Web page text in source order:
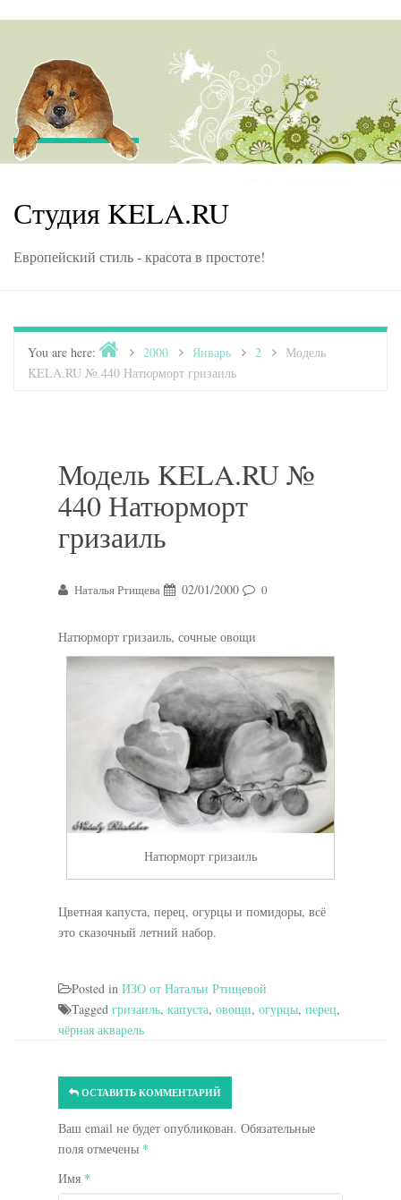
Студия KELA.RU
Европейский стиль - красота в простоте!
You are here: Home2000 Январь 2
Модель
KELA.RU № 440 Натюрморт гризаиль
Модель KELA.RU №
440 Натюрморт
гризаиль
Наталья Ртищева 02/01/2000 0
Натюрморт гризаиль, сочные овощи
Натюрморт гризаиль
Цветная капуста, перец, огурцы и помидоры, всё
это сказочный летний набор.
Posted in ИЗО от Натальи Ртищевой
Tagged гризаиль, капуста, овощи, огурцы, перец,
чёрная акварель
ОСТАВИТЬ КОММЕНТАРИЙ
Ваш email не будет опубликован. Обязательные
поля отмечены *
Имя *